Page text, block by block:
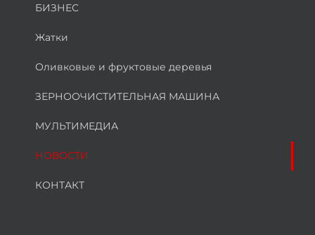
БИЗНЕС
Жатки
Оливковые и фруктовые деревья
ЗЕРНООЧИСТИТЕЛЬНАЯ МАШИНА
МУЛЬТИМЕДИА
НОВОСТИ
КОНТАКТ